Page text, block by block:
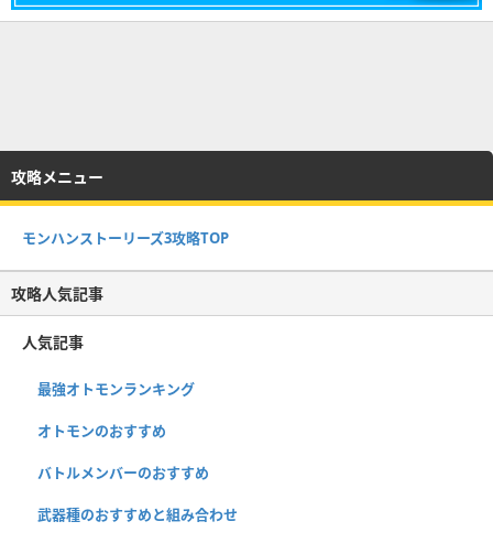
攻略メニュー
モンハンストーリーズ3攻略TOP
攻略人気記事
人気記事
最強オトモンランキング
オトモンのおすすめ
バトルメンバーのおすすめ
武器種のおすすめと組み合わせ